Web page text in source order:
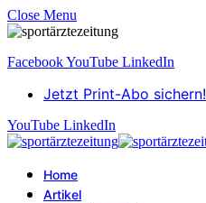
Close Menu
FacebookYouTube LinkedIn
Jetzt Print-Abo sichern!
YouTube LinkedIn
Home
Artikel